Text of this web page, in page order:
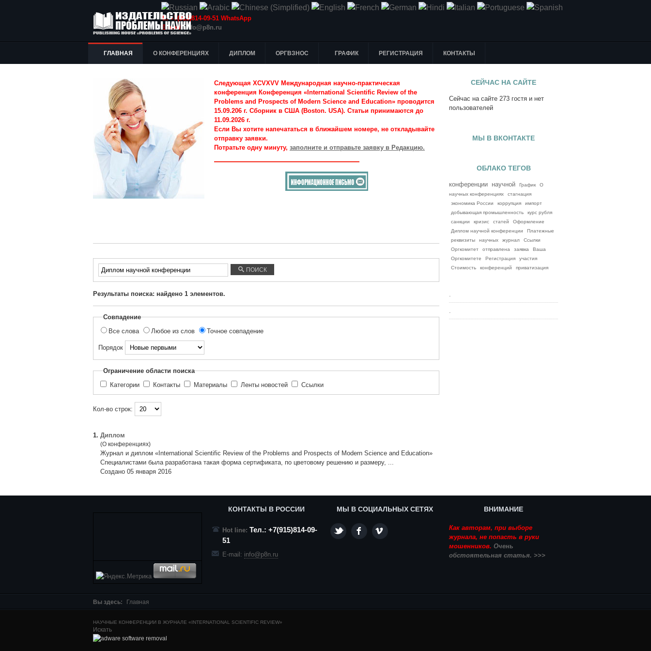
Т.: +7(915)814-09-51 WhatsApp
E-mail:info@p8n.ru
ГЛАВНАЯ О КОНФЕРЕНЦИЯХ ДИПЛОМ ОРГВЗНОС ГРАФИК РЕГИСТРАЦИЯ КОНТАКТЫ
Следующая XCVXVV Международная научно-практическая
конференция Конференция «International Scientific Review of the
Problems and Prospects of Modern Science and Education» проводится
15.09.206 г. Сборник в США (Boston. USA). Статьи принимаются до
11.09.2026 г.
Если Вы хотите напечататься в ближайшем номере, не откладывайте
отправку заявки.
Потратьте одну минуту, заполните и отправьте заявку в Редакцию.
Введите
текст
поиска...
ПОИСК
Результаты поиска: найдено 1 элементов.
Совпадение
Все слова
Любое из слов Точное совпадение
Порядок
Ограничение области поиска
Категории
Контакты Материалы Ленты новостей Ссылки
Кол-во строк:
1. Диплом
(О конференциях)
Журнал и диплом «International Scientific Review of the Problems and Prospects of Modern Science and Education»
Специалистами была разработана такая форма сертификата, по цветовому решению и размеру, ...
Создано 05 января 2016
СЕЙЧАС НА САЙТЕ
Сейчас на сайте 273 гостя и нет
пользователей
МЫ В ВКОНТАКТЕ
ОБЛАКО ТЕГОВ
конференции научной График
О
научных конференциях
стагнация
экономика России
коррупция
импорт
добывающая промышленность
курс рубля
санкции
кризис статей
Оформление
Диплом научной конференции
Платежные
реквизиты
научных журнал
Ссылки
Оргкомитет
отправлена заявка
Ваша
Оргкомитете
Регистрация
участия
Стоимость
конференций приватизация
.
.
КОНТАКТЫ В РОССИИ
Hot line: Тел.: +7(915)814-09-
51
E-mail: info@p8n.ru
МЫ В СОЦИАЛЬНЫХ СЕТЯХ ВНИМАНИЕ
Как авторам, при выборе
журнала, не попасть в руки
мошенников. Очень
обстоятельная статья. >>>
Вы здесь: Главная
НАУЧНЫЕ КОНФЕРЕНЦИИ В ЖУРНАЛЕ «INTERNATIONAL SCIENTIFIC REVIEW»
Искать